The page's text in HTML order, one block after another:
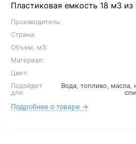
Пластиковая емкость 18 м3 из
Производитель:
Страна:
Объем, м3:
Материал:
Цвет:
Подойдет
для:
Вода, топливо, масла,
Подробнее о товаре →